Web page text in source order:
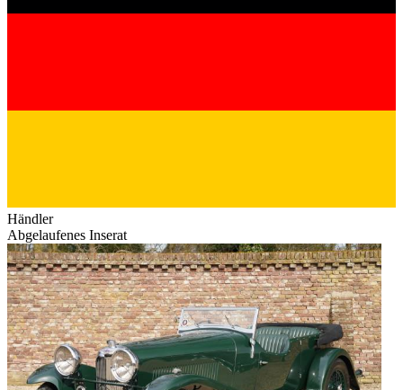
Händler
Abgelaufenes Inserat